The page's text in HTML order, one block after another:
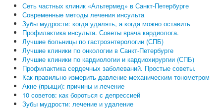
Сеть частных клиник «Альтермед» в Санкт-Петербурге
Современные методы лечения инсульта
Зубы мудрости: когда удалять, а когда можно оставить
Профилактика инсульта. Советы врача кардиолога.
Лучшие больницы по гастроэнтерологии (СПБ)
Лучшие клиники по онкологии в Санкт-Петербурге
Лучшие клиники по кардиологии и кардиохирургии (СПБ)
Профилактика сердечных заболеваний. Простые советы.
Как правильно измерить давление механическим тонометром
Акне (прыщи): причины и лечение
10 советов: как бороться с депрессией
Зубы мудрости: лечение и удаление